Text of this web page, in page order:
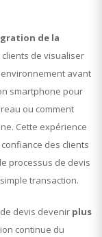
de la
clients de visualiser
avant
smartphone pour
ou comment
Cette expérience
des clients
processus de devis
transaction.
devis devenir plus
continue du